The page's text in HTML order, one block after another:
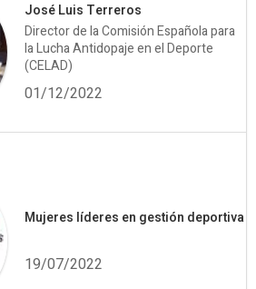
José Luis Terreros
Director de la Comisión Española para
la Lucha Antidopaje en el Deporte
(CELAD)
01/12/2022
Mujeres líderes en gestión deportiva
19/07/2022